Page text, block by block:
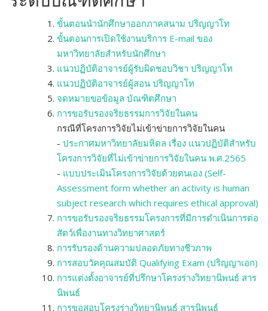
ขั้นตอนนำนักศึกษาออกภาคสนาม ปริญญาโท
ขั้นตอนการเปิดใช้งานบริการ E-mail ของ
มหาวิทยาลัยสำหรับนักศึกษา
แนวปฏิบัติอาจารย์ผู้รับผิดชอบวิชา ปริญญาโท
แนวปฏิบัติอาจารย์ผู้สอน ปริญญาโท
จดหมายขอข้อมูล บัณฑิตศึกษา
การขอรับรองจริยธรรมการวิจัยในคน
กรณีที่โครงการวิจัยไม่เข้าข่ายการวิจัยในคน
- ประกาศมหาวิทยาลัยมหิดล เรื่อง แนวปฏิบัติสำหรับ
โครงการวิจัยที่ไม่เข้าข่ายการวิจัยในคน พ.ศ.2565
- แบบประเมินโครงการวิจัยด้วยตนเอง (Self-
Assessment form whether an activity is human
subject research which requires ethical approval)
การขอรับรองจริยธรรมโครงการที่มีการดำเนินการต่อ
สัตว์เพื่องานทางวิทยาศาสตร์
การรับรองด้านความปลอดภัยทางชีวภาพ
การสอบวัคคุณสมบัติ Qualifying Exam (ปริญญาเอก)
การแต่งตั้งอาจารย์ที่ปรึกษาโครงร่างวิทยานิพนธ์ สาร
นิพนธ์
การขอสอบโครงร่างวิทยานิพนธ์ สารนิพนธ์